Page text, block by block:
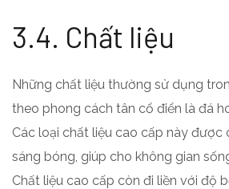
3.4. Chất liệu
Những chất liệu thường sử dụng
theo phong cách tân cổ điển là đá
Các loại chất liệu cao cấp này được
sáng bóng, giúp cho không gian
Chất liệu cao cấp còn đi liền với độ